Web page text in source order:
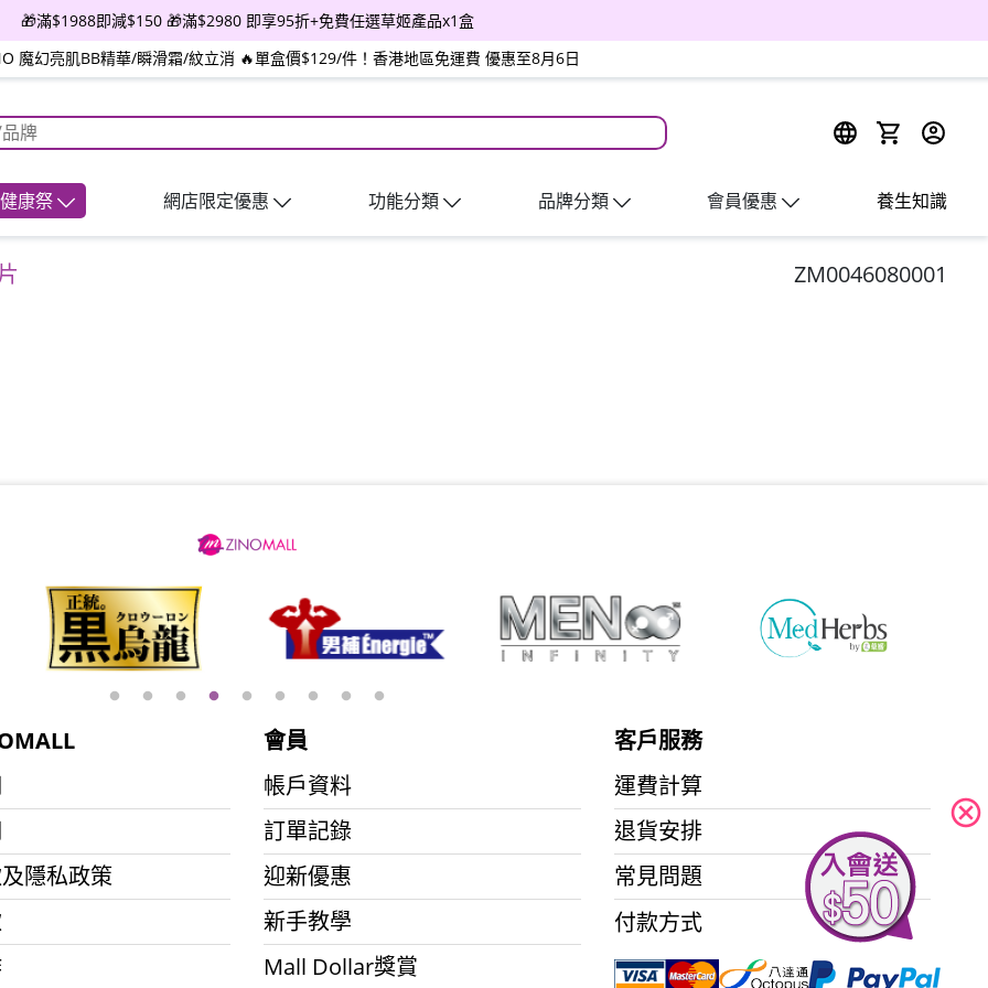
🎁滿$1988即減$150 🎁滿$2980 即享95折+免費任選草姬產品x1盒
魔幻亮肌BB精華/瞬滑霜/紋立消 🔥單盒價$129/件！香港地區免運費 優惠至8月6日
康祭 網店限定優惠 功能分類 品牌分類 會員優惠 養生知識
ZM0046080001
隱私政策
會員
帳戶資料
訂單記錄
迎新優惠
新手教學
Mall Dollar獎賞
客戶服務
運費計算
退貨安排
常見問題
付款方式
cancel